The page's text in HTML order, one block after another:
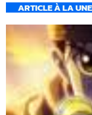
ARTICLE À LA